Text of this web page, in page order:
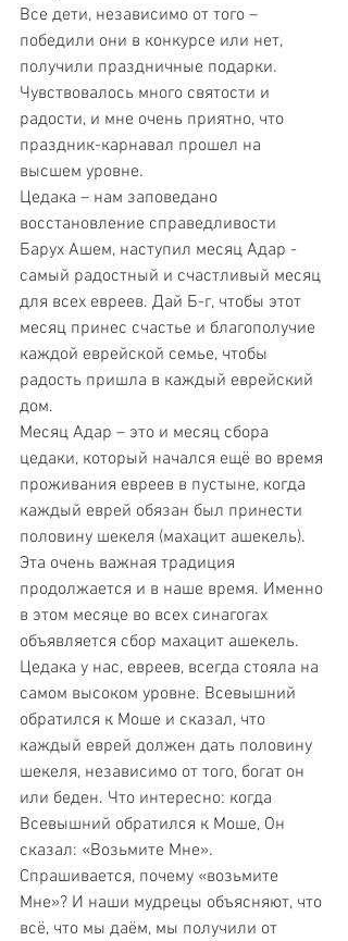
Все дети, независимо от того –
победили они в конкурсе или нет,
получили праздничные подарки.
Чувствовалось много святости и
радости, и мне очень приятно, что
праздник-карнавал прошел на
высшем уровне.
Цедака – нам заповедано
восстановление справедливости
Барух Ашем, наступил месяц Адар -
самый радостный и счастливый месяц
для всех евреев. Дай Б-г, чтобы этот
месяц принес счастье и благополучие
каждой еврейской семье, чтобы
радость пришла в каждый еврейский
дом.
Месяц Адар – это и месяц сбора
цедаки, который начался ещё во время
проживания евреев в пустыне, когда
каждый еврей обязан был принести
половину шекеля (махацит ашекель).
Эта очень важная традиция
продолжается и в наше время. Именно
в этом месяце во всех синагогах
объявляется сбор махацит ашекель.
Цедака у нас, евреев, всегда стояла на
самом высоком уровне. Всевышний
обратился к Моше и сказал, что
каждый еврей должен дать половину
шекеля, независимо от того, богат он
или беден. Что интересно: когда
Всевышний обратился к Моше, Он
сказал: «Возьмите Мне».
Спрашивается, почему «возьмите
Мне»? И наши мудрецы объясняют, что
всё, что мы даём, мы получили от